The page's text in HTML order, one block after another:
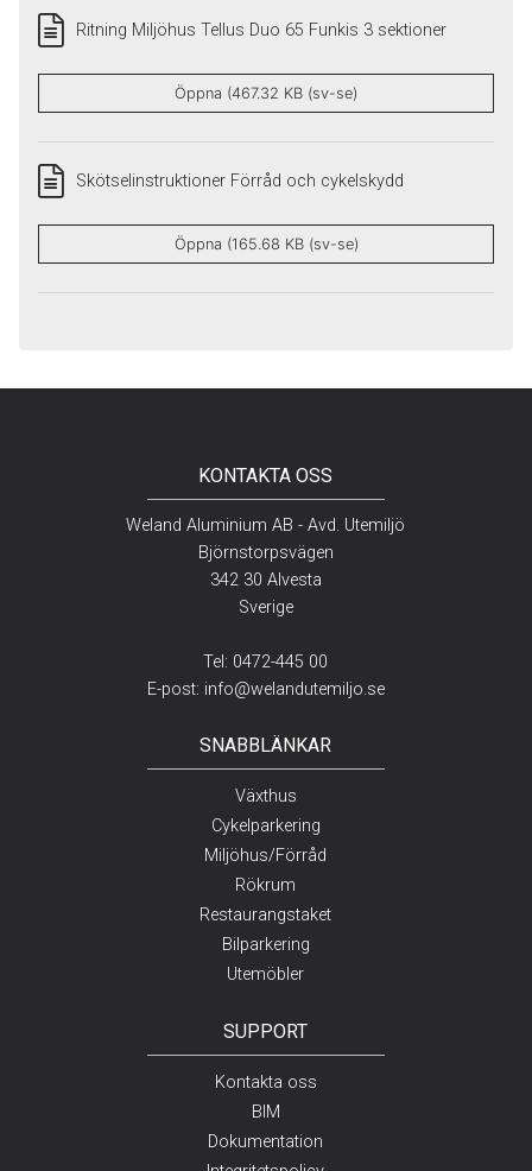
Ritning Miljöhus Tellus Duo 65 Funkis 3 sektioner
Öppna (467.32 KB (sv-se)
Skötselinstruktioner Förråd och cykelskydd
Öppna (165.68 KB (sv-se)
KONTAKTA OSS
Weland Aluminium AB - Avd. Utemiljö
Björnstorpsvägen
342 30 Alvesta
Sverige
Tel: 0472-445 00
E-post: info@welandutemiljo.se
SNABBLÄNKAR
Växthus
Cykelparkering
Miljöhus/Förråd
Rökrum
Restaurangstaket
Bilparkering
Utemöbler
SUPPORT
Kontakta oss
BIM
Dokumentation